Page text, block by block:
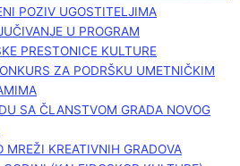
POZIV UGOSTITELJIMA
U PROGRAM
PRESTONICE KULTURE
ZA PODRŠKU UMETNIČKIM
SA ČLANSTVOM GRADA NOVOG
MREŽI KREATIVNIH GRADOVA